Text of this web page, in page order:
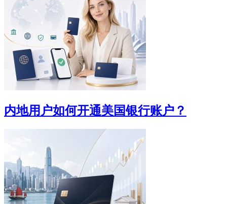
内地用户如何开通美国银行账户？